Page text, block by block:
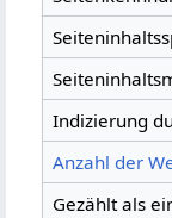
Indizierung
Anzahl der
Gezählt als